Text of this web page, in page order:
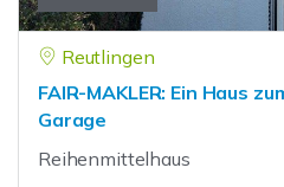
Reutlingen
FAIR-MAKLER: Ein Haus
Garage
Reihenmittelhaus